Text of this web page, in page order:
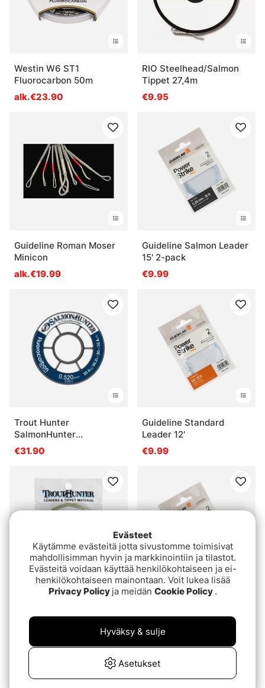
Westin W6 ST1
Fluorocarbon 50m
alk.€23.90
RIO Steelhead/Salmon
Tippet 27,4m
€9.95
Guideline Roman Moser
Minicon
alk.€19.99
Guideline Salmon Leader
15' 2-pack
€9.99
Trout Hunter
SalmonHunter
Fluorocarbon Tippet
Material
€31.90
Guideline Standard
Leader 12'
€9.99
(2)4.5 5:sta tähdestä
SalmonHunter Tapered
€6.90
Guideline Sea Trout
€9.99
Evästeet
Käytämme evästeitä jotta sivustomme toimisivat
mahdollisimman hyvin ja markkinointiin ja tilastot.
Evästeitä voidaan käyttää henkilökohtaiseen ja ei-
henkilökohtaiseen mainontaan. Voit lukea lisää
Privacy Policy ja meidän Cookie Policy .
Asetukset
Hyväksy & sulje